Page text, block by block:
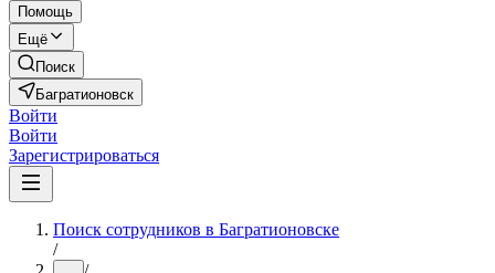
Помощь
Ещё
Поиск
Багратионовск
Войти
Войти
Зарегистрироваться
Поиск сотрудников в Багратионовске
/